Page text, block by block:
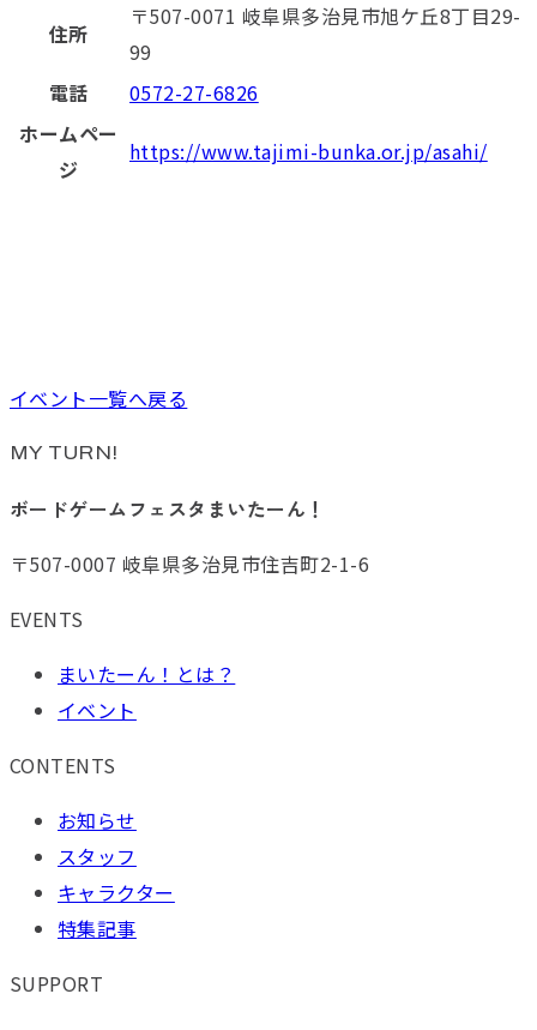
住所
〒507-0071 岐阜県多治見市旭ケ丘8丁目29-
99
電話
0572-27-6826
ホームペー
ジ
https://www.tajimi-bunka.or.jp/asahi/
イベント一覧へ戻る
MY TURN!
ボードゲームフェスタまいたーん！
〒507-0007 岐阜県多治見市住吉町2-1-6
EVENTS
まいたーん！とは？
イベント
CONTENTS
お知らせ
スタッフ
キャラクター
特集記事
SUPPORT